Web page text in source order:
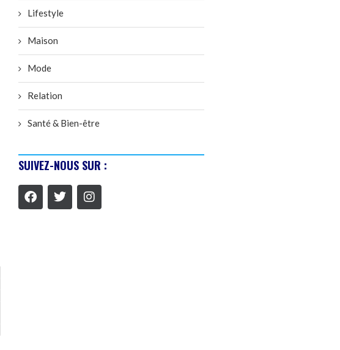
Lifestyle
Maison
Mode
Relation
Santé & Bien-être
SUIVEZ-NOUS SUR :